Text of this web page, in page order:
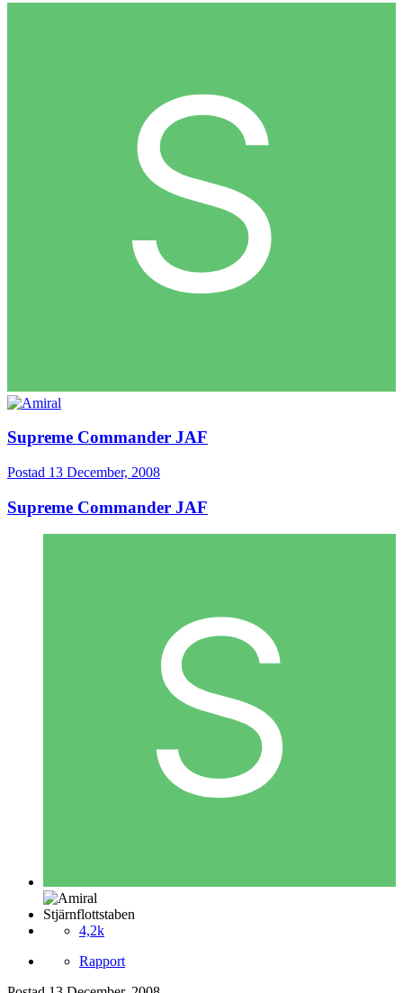
Supreme Commander JAF
Postad 13 December, 2008
Supreme Commander JAF
Stjärnflottstaben
4,2k
Rapport